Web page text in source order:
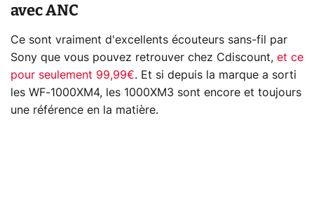
avec ANC
Ce sont vraiment d'excellents écouteurs sans-fil par
Sony que vous pouvez retrouver chez Cdiscount, et ce
pour seulement 99,99€. Et si depuis la marque a sorti
les WF-1000XM4, les 1000XM3 sont encore et toujours
une référence en la matière.